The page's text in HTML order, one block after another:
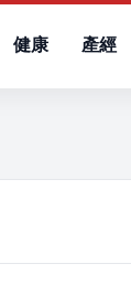
健康 產經